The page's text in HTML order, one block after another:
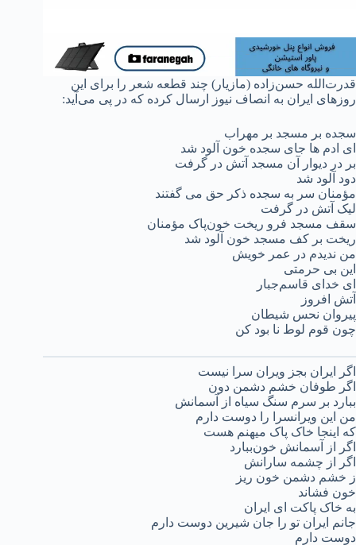
قدرت‌الله حسن‌زاده (مازیار) چند قطعه شعر را برای این
روزهای ایران به انصاف نیوز ارسال کرده که در پی می‌آید:
سجده بر مسجد بر مهراب
ای ادم ها جای سجده خون آلود شد
بر در دیوار آن مسجد آتش در گرفت
دود آلود شد
مؤمنان سر به سجده ذکر حق می گفتند
لیک آتش در گرفت
سقف مسجد فرو ریخت خون‌پاک مؤمنان
ریخت بر کف مسجد خون آلود شد
من ندیدم در عمر خویش
این بی حرمتی
ای خدای قاسم‌جبار
آتش افروز
پیروان نحس شیطان
چون قوم لوط نا بود کن
اگر ایران بجز ویران سرا نیست
اگر طوفان خشم دشمن دون
ببارد بر سرم سنگ سیاه از آسمانش
من این ویرانسرا را دوست دارم
که اینجا خاک پاک میهنم هست
اگر از آسمانش خون‌ببارد
اگر از چشمه سارانش
ز خشم‌ دشمن خون ریز
خون فشاند
به خاک پاکت ای ایران
جانم ایران تو را جان شیرین دوست دارم
دوست دارم